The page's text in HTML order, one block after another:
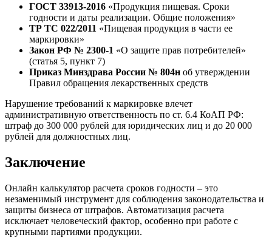
ГОСТ 33913-2016 «Продукция пищевая. Сроки
годности и даты реализации. Общие положения»
ТР ТС 022/2011 «Пищевая продукция в части ее
маркировки»
Закон РФ № 2300-1 «О защите прав потребителей»
(статья 5, пункт 7)
Приказ Минздрава России № 804н об утверждении
Правил обращения лекарственных средств
Нарушение требований к маркировке влечет
административную ответственность по ст. 6.4 КоАП РФ:
штраф до 300 000 рублей для юридических лиц и до 20 000
рублей для должностных лиц.
Заключение
Онлайн калькулятор расчета сроков годности – это
незаменимый инструмент для соблюдения законодательства и
защиты бизнеса от штрафов. Автоматизация расчета
исключает человеческий фактор, особенно при работе с
крупными партиями продукции.